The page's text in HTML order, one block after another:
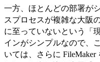
一方、ほとんどの部署が
スプロセスが複雑な大阪
に至っていないという「
インがシンプルなので、
いては、さらに